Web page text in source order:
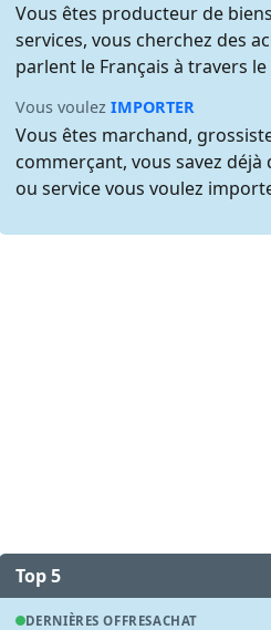
Vous êtes producteur de
services, vous cherchez des
parlent le Français à travers
Vous voulez IMPORTER
Vous êtes marchand,
commerçant, vous savez
ou service vous voulez
Top 5
DERNIÈRES OFFRESACHAT